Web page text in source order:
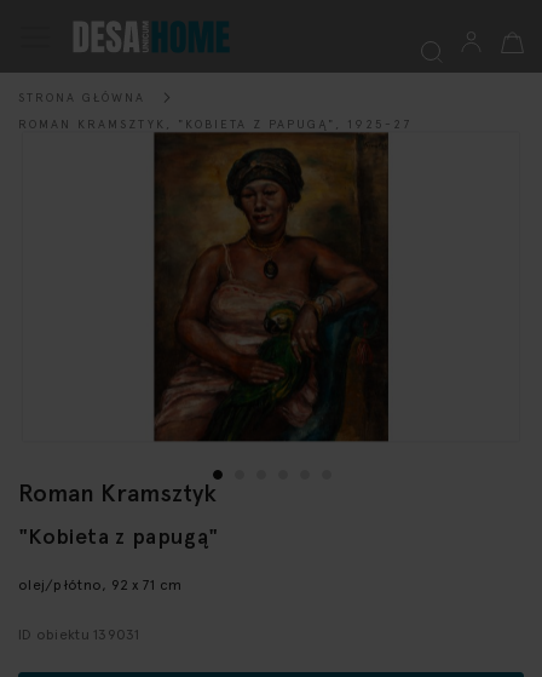
Mój
STRONA GŁÓWNA
ROMAN KRAMSZTYK, "KOBIETA Z PAPUGĄ", 1925-27
Przejdź
Przejdź
galerii
Roman Kramsztyk
olej/płótno, 92 x 71 cm
"Kobieta z papugą"
ID obiektu 139031